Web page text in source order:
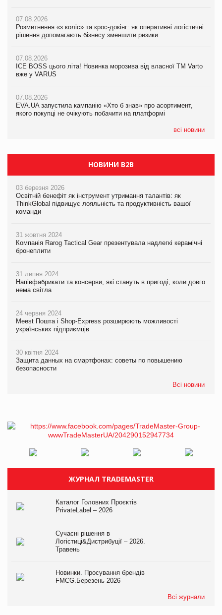
07.08.2026
Розмитнення «з коліс» та крос-докінг: як оперативні логістичні
рішення допомагають бізнесу зменшити ризики
07.08.2026
ICE BOSS цього літа! Новинка морозива від власної ТМ Varto
вже у VARUS
07.08.2026
EVA.UA запустила кампанію «Хто б знав» про асортимент,
якого покупці не очікують побачити на платформі
всі новини
07.08.2026
Розмитнення «з коліс» та крос-докінг: як оперативні логістичні
рішення допомагають бізнесу зменшити ризики
07.08.2026
ICE BOSS цього літа! Новинка морозива від власної ТМ Varto
вже у VARUS
07.08.2026
EVA.UA запустила кампанію «Хто б знав» про асортимент,
якого покупці не очікують побачити на платформі
07.08.2026
Kraft Heinz скоротила збиток у першому півріччі
Продажі Hugo Boss впали на 9%
НОВИНИ B2B
03 березня 2026
Освітній бенефіт як інструмент утримання талантів: як
ThinkGlobal підвищує лояльність та продуктивність вашої
команди
31 жовтня 2024
Компанія Rarog Tactical Gear презентувала надлегкі керамічні
бронеплити
31 липня 2024
Напівфабрикати та консерви, які стануть в пригоді, коли довго
нема світла
24 червня 2024
Meest Пошта і Shop-Express розширюють можливості
українських підприємців
30 квітня 2024
Защита данных на смартфонах: советы по повышению
безопасности
Всі новини
ЖУРНАЛ TRADEMASTER
Каталог Головних Проєктів
PrivateLabel – 2026
Сучасні рішення в
Логістиці&Дистрибуції – 2026.
Травень
Новинки. Просування брендів
FMCG.Березень 2026
Всі журнали